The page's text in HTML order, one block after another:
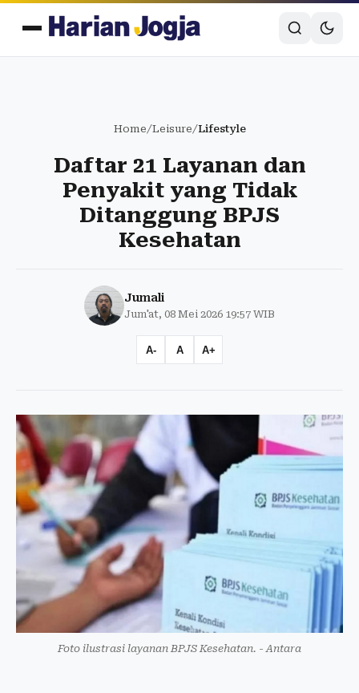
Home/Leisure/Lifestyle
Daftar 21 Layanan dan
Penyakit yang Tidak
Ditanggung BPJS
Kesehatan
Jumali
Jum'at, 08 Mei 2026 19:57 WIB
A- A A+
Foto ilustrasi layanan BPJS Kesehatan. - Antara